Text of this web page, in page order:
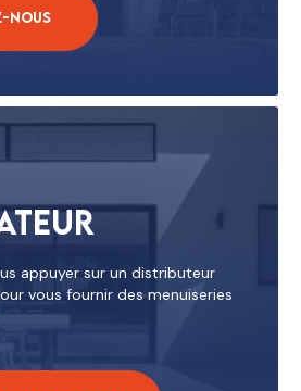
nous
appuyer sur un distributeur
vous fournir des menuiseries